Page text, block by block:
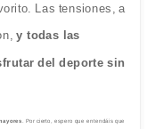
Las tensiones, a
y todas las
del deporte sin
. Por cierto, espero que entendáis que